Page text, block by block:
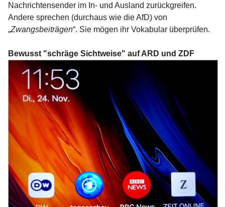
Nachrichtensender im In- und Ausland zurückgreifen.
Andere sprechen (durchaus wie die AfD) von
„Zwangsbeiträgen“. Sie mögen ihr Vokabular überprüfen.
Bewusst "schräge Sichtweise" auf ARD und ZDF